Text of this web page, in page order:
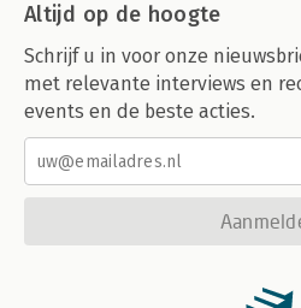
Altijd op de hoogte
Schrijf u in voor onze
met relevante interviews en
events en de beste acties.